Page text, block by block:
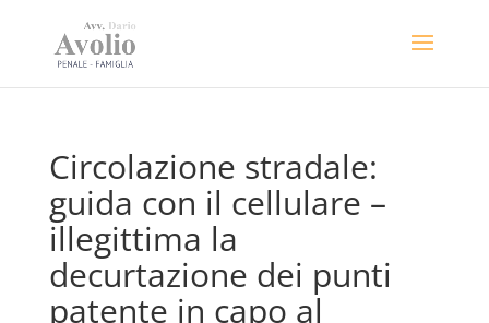
Circolazione stradale:
guida con il cellulare –
illegittima la
decurtazione dei punti
patente in capo al